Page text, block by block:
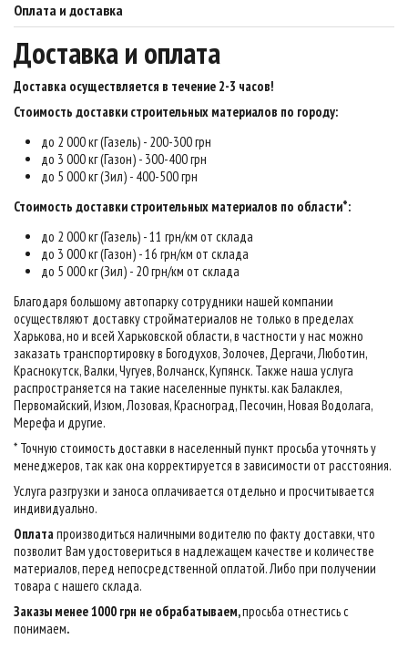
Оплата и доставка
Доставка и оплата
Доставка осуществляется в течение 2-3 часов!
Стоимость доставки строительных материалов по городу:
до 2 000 кг (Газель) - 200-300 грн
до 3 000 кг (Газон) - 300-400 грн
до 5 000 кг (Зил) - 400-500 грн
Стоимость доставки строительных материалов по области*:
до 2 000 кг (Газель) - 11 грн/км от склада
до 3 000 кг (Газон) - 16 грн/км от склада
до 5 000 кг (Зил) - 20 грн/км от склада
Благодаря большому автопарку сотрудники нашей компании
осуществляют доставку стройматериалов не только в пределах
Харькова, но и всей Харьковской области, в частности у нас можно
заказать транспортировку в Богодухов, Золочев, Дергачи, Люботин,
Краснокутск, Валки, Чугуев, Волчанск, Купянск. Также наша услуга
распространяется на такие населенные пункты. как Балаклея,
Первомайский, Изюм, Лозовая, Красноград, Песочин, Новая Водолага,
Мерефа и другие.
* Точную стоимость доставки в населенный пункт просьба уточнять у
менеджеров, так как она корректируется в зависимости от расстояния.
Услуга разгрузки и заноса оплачивается отдельно и просчитывается
индивидуально.
Оплатапроизводиться наличными водителю по факту доставки, что
позволит Вам удостовериться в надлежащем качестве и количестве
материалов, перед непосредственной оплатой. Либо при получении
товара с нашего склада.
Заказы менее 1000 грн не обрабатываем,просьба отнестись с
понимаем.